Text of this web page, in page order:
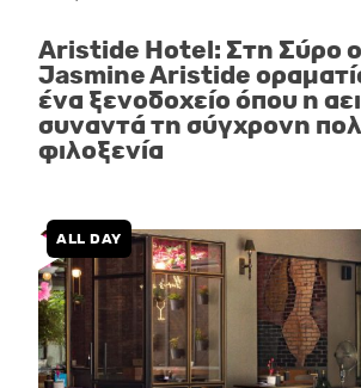
Aristide Hotel: Στη Σύρο
Jasmine Aristide
ένα ξενοδοχείο όπου η
συναντά τη σύγχρονη
φιλοξενία
ALL DAY